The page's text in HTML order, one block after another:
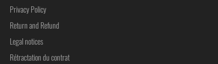
Privacy Policy
Return and Refund
Legal notices
Rétractation du contrat